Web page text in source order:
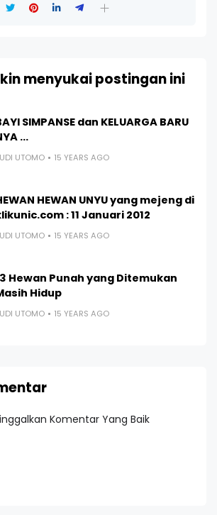
menyukai postingan ini
SIMPANSE dan KELUARGA BARU
...
UTOMO 15 YEARS AGO
HEWAN UNYU yang mejeng di
: 11 Januari 2012
UTOMO 15 YEARS AGO
Hewan Punah yang Ditemukan
Hidup
UTOMO 15 YEARS AGO
Komentar Yang Baik